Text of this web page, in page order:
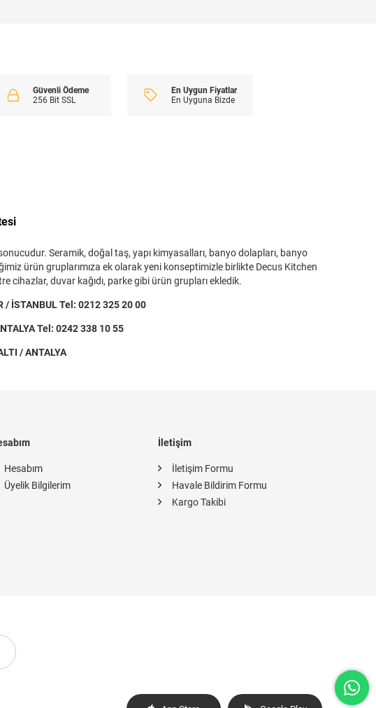
Güvenli Ödeme
256 Bit SSL
En Uygun Fiyatlar
En Uyguna Bizde
Seramik, doğal taş, yapı kimyasalları, banyo dolapları, banyo
ürün gruplarımıza ek olarak yeni konseptimizle birlikte Decus Kitchen
cihazlar, duvar kağıdı, parke gibi ürün grupları ekledik.
/ İSTANBUL Tel: 0212 325 20 00
Tel: 0242 338 10 55
/ ANTALYA
Hesabım
Üyelik Bilgilerim
İletişim
İletişim Formu
Havale Bildirim Formu
Kargo Takibi